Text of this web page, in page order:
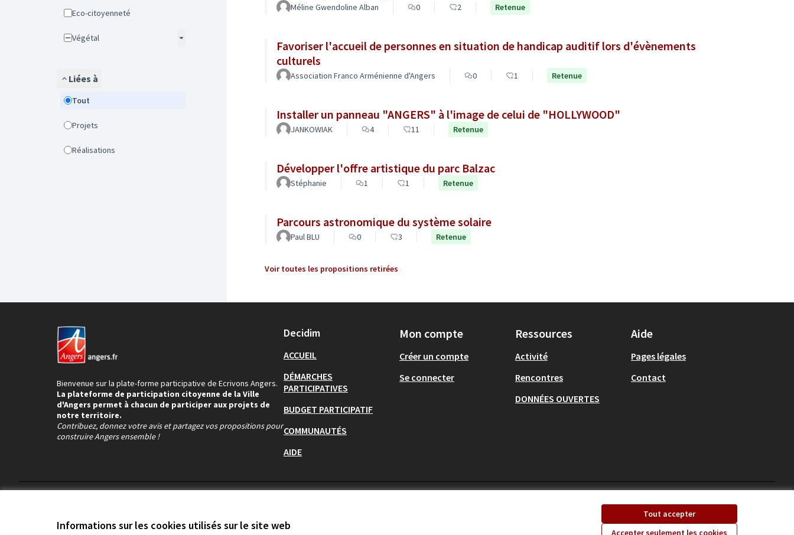
Informations sur les cookies utilisés sur le site web
Tout accepter
Accepter seulement les cookies
Eco-citoyenneté
Végétal
Liées à
Tout
Projets
Réalisations
Méline Gwendoline Alban 0 2 Retenue
Favoriser l'accueil de personnes en situation de handicap auditif lors d'évènements
culturels
Association Franco Arménienne d'Angers 0 1 Retenue
Installer un panneau "ANGERS" à l'image de celui de "HOLLYWOOD"
JANKOWIAK 4 11 Retenue
Développer l'offre artistique du parc Balzac
Stéphanie 1 1 Retenue
Parcours astronomique du système solaire
Paul BLU 0 3 Retenue
Voir toutes les propositions retirées
Bienvenue sur la plate-forme participative de Ecrivons Angers.
La plateforme de participation citoyenne de la Ville
d'Angers permet à chacun de participer aux projets de
notre territoire.
Contribuez, donnez votre avis et partagez vos propositions pour
construire Angers ensemble !
Decidim
ACCUEIL
DÉMARCHES
PARTICIPATIVES
BUDGET PARTICIPATIF
COMMUNAUTÉS
AIDE
Mon compte
Créer un compte
Se connecter
Ressources
Activité
Rencontres
DONNÉES OUVERTES
Aide
Pages légales
Contact
(Lien externe)(Lien externe)